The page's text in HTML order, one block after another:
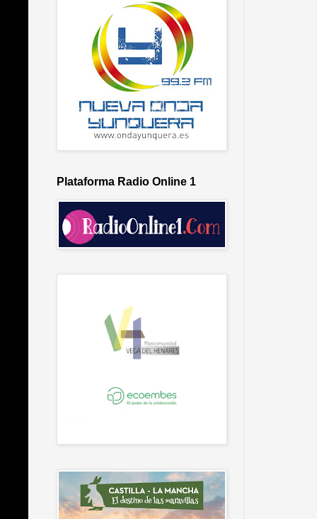
Plataforma Radio Online 1